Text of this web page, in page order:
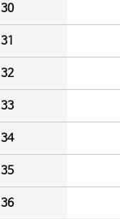
30
31
32
33
34
35
36